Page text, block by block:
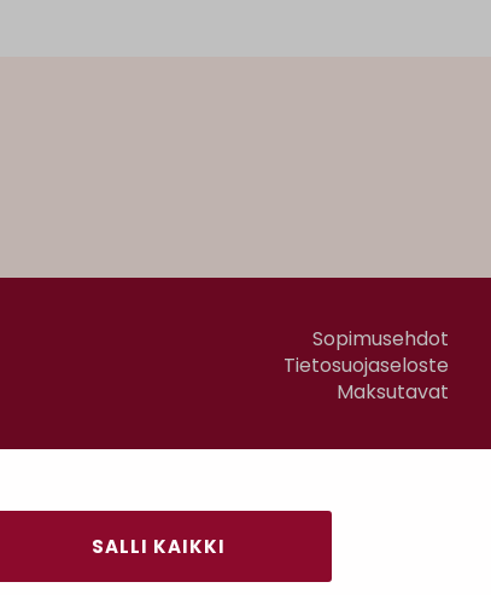
SALLI KAIKKI
Sopimusehdot
Tietosuojaseloste
Maksutavat